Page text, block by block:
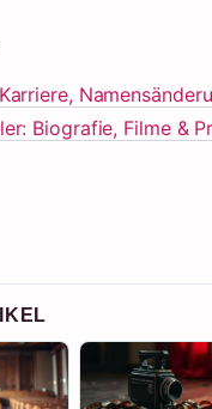
Biografie, Filme &